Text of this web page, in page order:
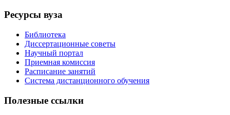
Ресурсы вуза
Библиотека
Диссертационные советы
Научный портал
Приемная комиссия
Расписание занятий
Система дистанционного обучения
Полезные ссылки